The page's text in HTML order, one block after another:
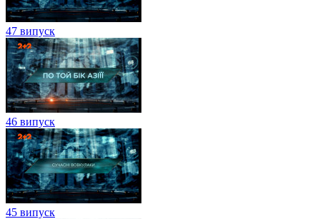
47 випуск
46 випуск
45 випуск